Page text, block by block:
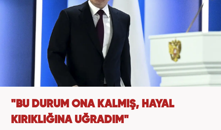
"BU DURUM ONA KALMIŞ, HAYAL
KIRIKLIĞINA UĞRADIM"